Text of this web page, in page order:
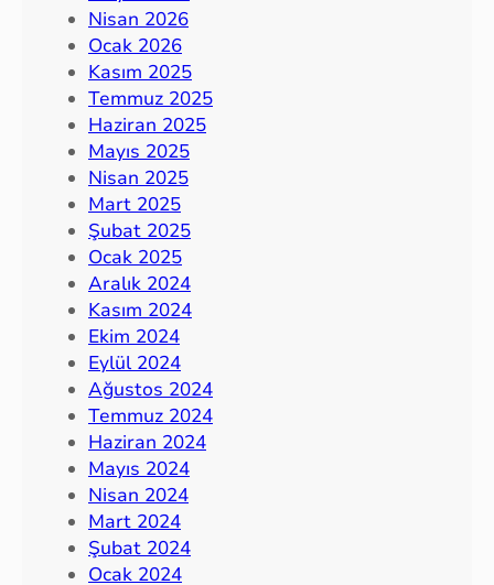
Nisan 2026
Ocak 2026
Kasım 2025
Temmuz 2025
Haziran 2025
Mayıs 2025
Nisan 2025
Mart 2025
Şubat 2025
Ocak 2025
Aralık 2024
Kasım 2024
Ekim 2024
Eylül 2024
Ağustos 2024
Temmuz 2024
Haziran 2024
Mayıs 2024
Nisan 2024
Mart 2024
Şubat 2024
Ocak 2024